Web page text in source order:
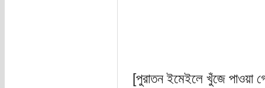
[পুরাতন ইমেইলে খুঁজে পাওয়া